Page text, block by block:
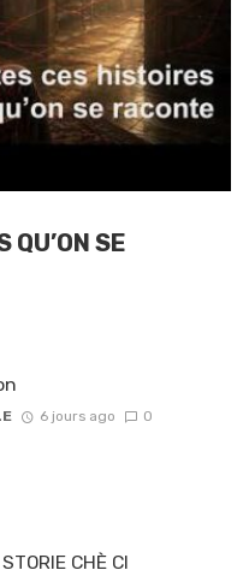
QU’ON SE
6 jours ago 0
CHÈ CI